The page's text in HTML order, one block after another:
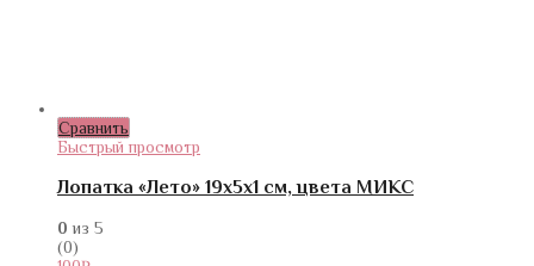
Сравнить
Быстрый просмотр
Лопатка «Лето» 19х5х1 см, цвета МИКС
0 из 5
(0)